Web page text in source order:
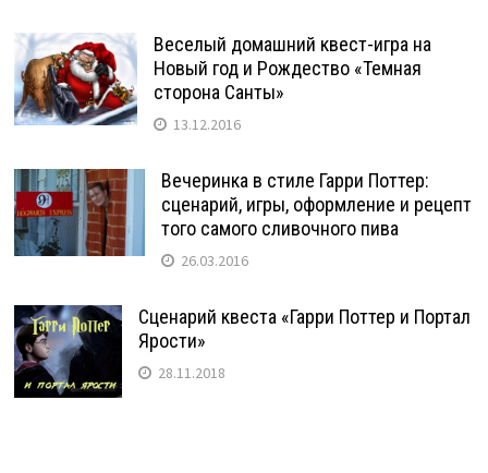
Веселый домашний квест-игра на
Новый год и Рождество «Темная
сторона Санты»
13.12.2016
Вечеринка в стиле Гарри Поттер:
сценарий, игры, оформление и рецепт
того самого сливочного пива
26.03.2016
Сценарий квеста «Гарри Поттер и Портал
Ярости»
28.11.2018